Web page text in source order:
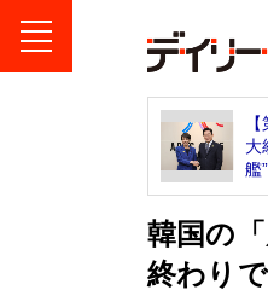
大
艦
韓国の
終わり